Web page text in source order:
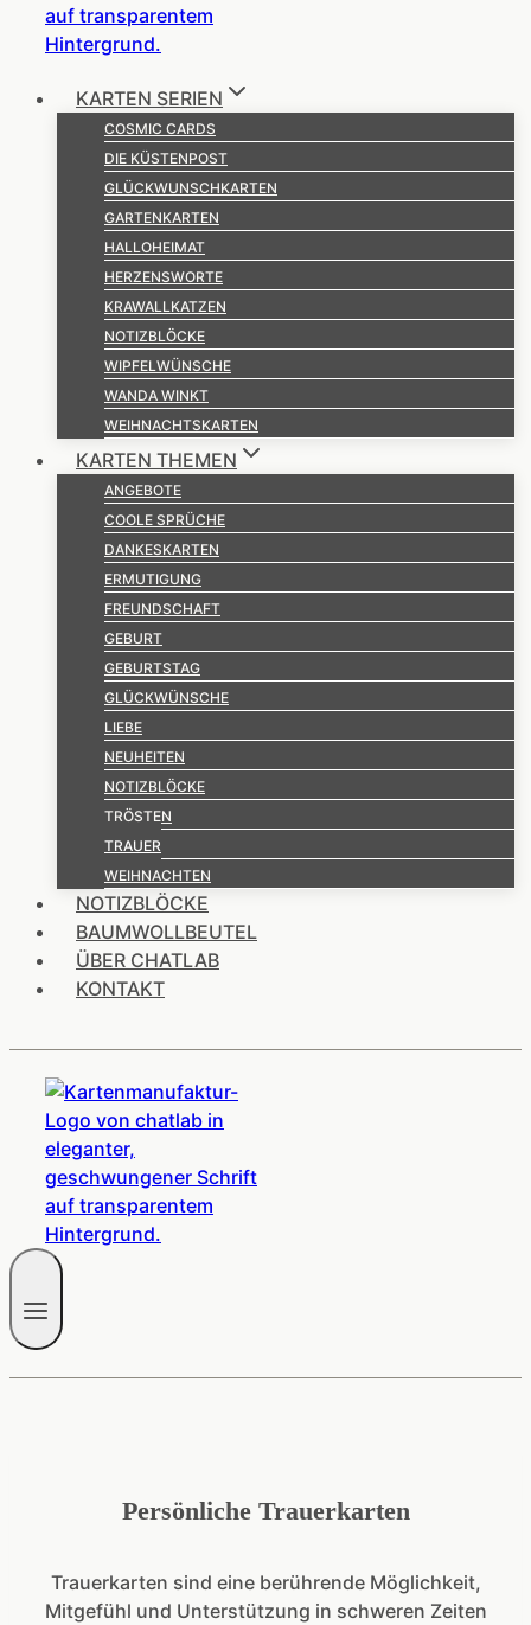
KARTEN SERIEN
COSMIC CARDS
DIE KÜSTENPOST
GLÜCKWUNSCHKARTEN
GARTENKARTEN
HALLOHEIMAT
HERZENSWORTE
KRAWALLKATZEN
NOTIZBLÖCKE
WIPFELWÜNSCHE
WANDA WINKT
WEIHNACHTSKARTEN
KARTEN THEMEN
ANGEBOTE
COOLE SPRÜCHE
DANKESKARTEN
ERMUTIGUNG
FREUNDSCHAFT
GEBURT
GEBURTSTAG
GLÜCKWÜNSCHE
LIEBE
NEUHEITEN
NOTIZBLÖCKE
TRÖSTEN
TRAUER
WEIHNACHTEN
NOTIZBLÖCKE
BAUMWOLLBEUTEL
ÜBER CHATLAB
KONTAKT
Persönliche Trauerkarten
Trauerkarten sind eine berührende Möglichkeit,
Mitgefühl und Unterstützung in schweren Zeiten